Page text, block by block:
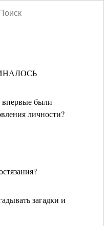
Поиск
впервые были
личности?
загадки и